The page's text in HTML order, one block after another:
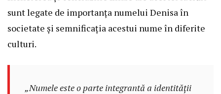
sunt legate de importanța numelui Denisa în
societate și semnificația acestui nume în diferite
culturi.
„Numele este o parte integrantă a identității